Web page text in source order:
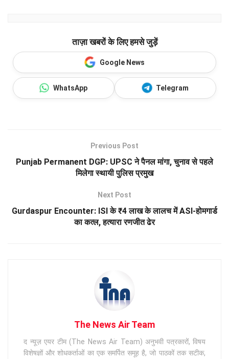
ताज़ा खबरों के लिए हमसे जुड़ें
Google News
WhatsApp Telegram
Previous Post
Punjab Permanent DGP: UPSC ने पैनल मांगा, चुनाव से पहले
मिलेगा स्थायी पुलिस प्रमुख
Next Post
Gurdaspur Encounter: ISI के ₹4 लाख के लालच में ASI-होमगार्ड
का कत्ल, हत्यारा रणजीत ढेर
The News Air Team
द न्यूज़ एयर टीम (The News Air Team) अनुभवी पत्रकारों, विषय
विशेषज्ञों और शोधकर्ताओं का एक समर्पित समूह है, जो पाठकों तक सटीक,